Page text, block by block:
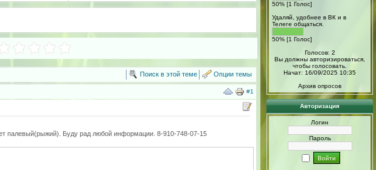
Поиск в этой теме Опции темы
#1
палевый(рыжий). Буду рад любой информации. 8-910-748-07-15
50% [1 Голос]
Удаляй, удобнее в ВК и в
Телеге общаться.
50% [1 Голос]
Голосов: 2
Вы должны авторизироваться,
чтобы голосовать.
Начат: 16/09/2025 10:35
Архив опросов
Авторизация
Логин
Пароль